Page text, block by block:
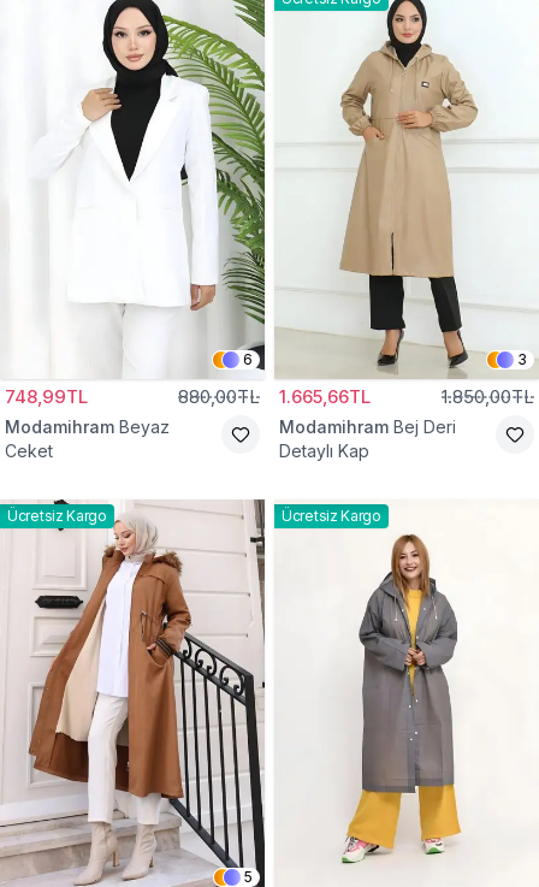
6
748,99TL 880,00TL
Modamihram Beyaz
Ceket
3
1.665,66TL 1.850,00TL
Modamihram Bej Deri
Detaylı Kap
Ücretsiz Kargo
5
Ücretsiz Kargo